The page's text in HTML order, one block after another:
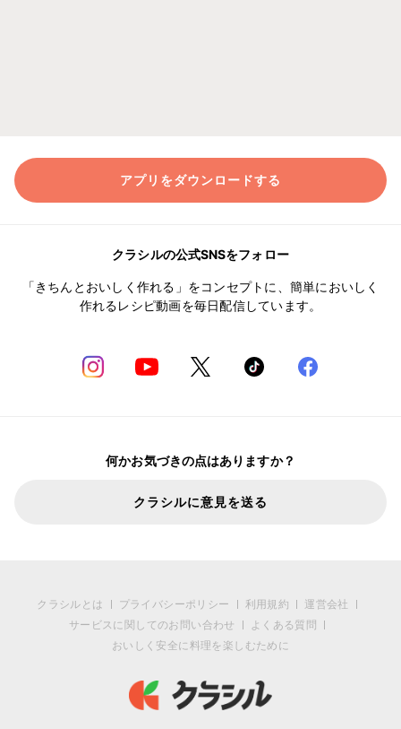
アプリをダウンロードする
クラシルの公式SNSをフォロー
「きちんとおいしく作れる」をコンセプトに、簡単においしく
作れるレシピ動画を毎日配信しています。
何かお気づきの点はありますか？
クラシルに意見を送る
クラシルとは プライバシーポリシー 利用規約
運営会社
サービスに関してのお問い合わせ
よくある質問
おいしく安全に料理を楽しむために